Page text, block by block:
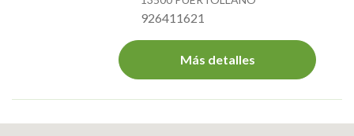
926411621
Más detalles